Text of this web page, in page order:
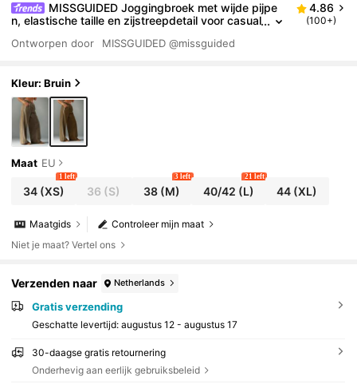
MISSGUIDED Joggingbroek met wijde pijpe
n, elastische taille en zijstreepdetail voor casual
4.86
(100+)
Ontworpen door MISSGUIDED @missguided
Kleur: Bruin
Maat EU
34(XS)
1 left
36 (S) 38(M)
3 left
40/42 (L)
21 left
44 (XL)
Controleer mijn maat
Maatgids
Niet je maat? Vertel ons
Verzenden naar Netherlands
Gratis verzending
Geschatte levertijd: augustus 12 - augustus 17
30-daagse gratis retournering
Onderhevig aan eerlijk gebruiksbeleid